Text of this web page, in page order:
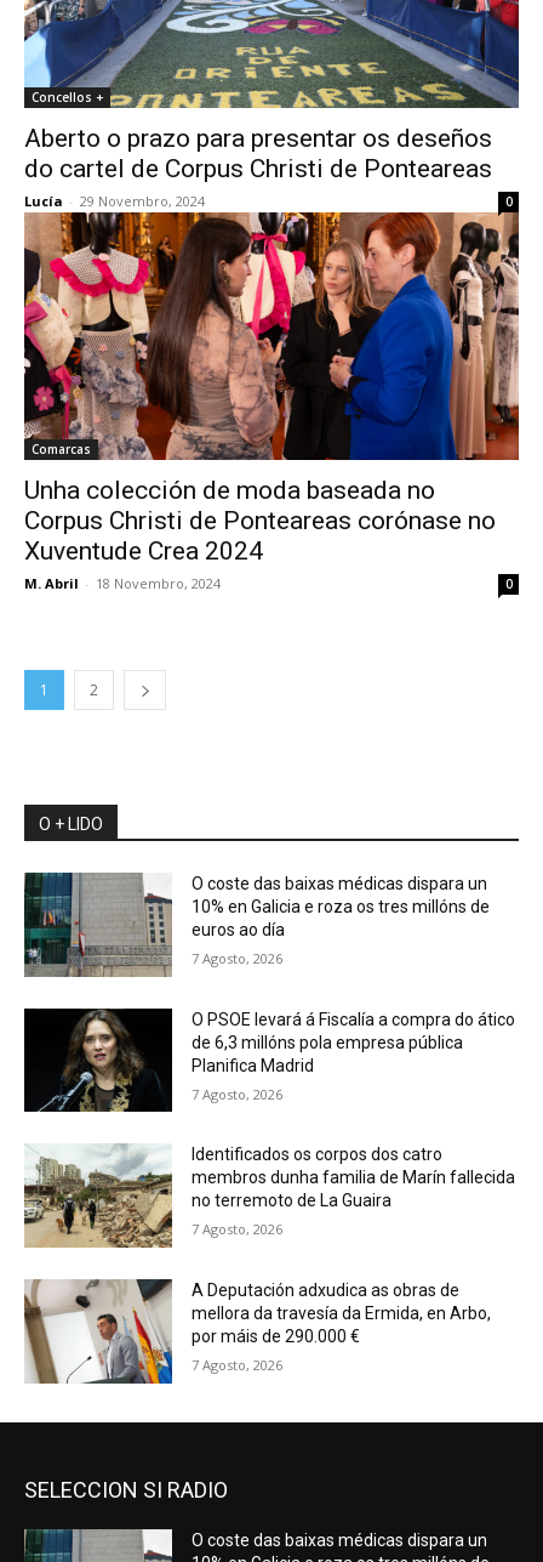
Concellos +
Aberto o prazo para presentar os deseños
do cartel de Corpus Christi de Ponteareas
Lucía - 29 Novembro, 2024 0
Comarcas
Unha colección de moda baseada no
Corpus Christi de Ponteareas corónase no
Xuventude Crea 2024
M. Abril - 18 Novembro, 2024 0
1 2
O + LIDO
O coste das baixas médicas dispara un
10% en Galicia e roza os tres millóns de
euros ao día
7 Agosto, 2026
O PSOE levará á Fiscalía a compra do ático
de 6,3 millóns pola empresa pública
Planifica Madrid
7 Agosto, 2026
Identificados os corpos dos catro
membros dunha familia de Marín fallecida
no terremoto de La Guaira
7 Agosto, 2026
A Deputación adxudica as obras de
mellora da travesía da Ermida, en Arbo,
por máis de 290.000 €
7 Agosto, 2026
SELECCION SI RADIO
O coste das baixas médicas dispara un